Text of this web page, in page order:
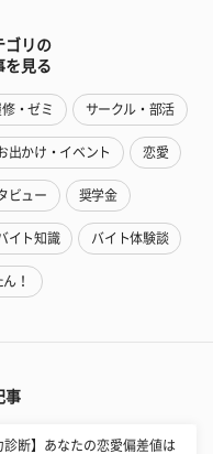
ゴリの
を見る
・ゼミ サークル・部活
出かけ・イベント 恋愛
ビュー 奨学金
イト知識 バイト体験談
！
事
診断】あなたの恋愛偏差値は